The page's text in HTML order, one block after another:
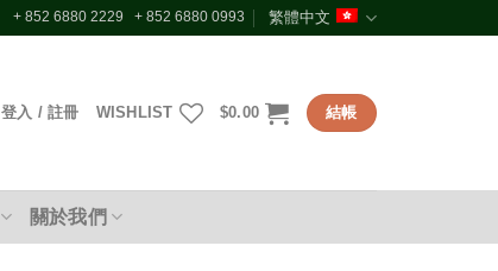
+ 852 6880 2229 + 852 6880 0993 繁體中文
登入 / 註冊 WISHLIST $0.00 結帳
關於我們